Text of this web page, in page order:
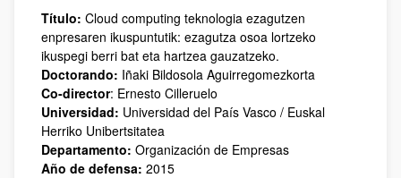
Título: Cloud computing teknologia ezagutzen
enpresaren ikuspuntutik: ezagutza osoa lortzeko
ikuspegi berri bat eta hartzea gauzatzeko.
Doctorando: Iñaki Bildosola Aguirregomezkorta
Co-director: Ernesto Cilleruelo
Universidad: Universidad del País Vasco / Euskal
Herriko Unibertsitatea
Departamento: Organización de Empresas
Año de defensa: 2015